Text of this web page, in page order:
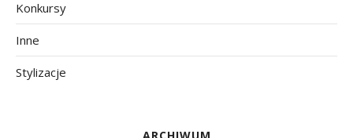
Konkursy
Inne
Stylizacje
ARCHIWUM